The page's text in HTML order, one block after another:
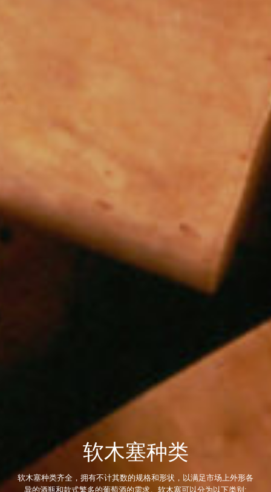
软木塞种类
软木塞种类齐全，拥有不计其数的规格和形状，以满足市场上外形各
异的酒瓶和款式繁多的葡萄酒的需求。软木塞可以分为以下类别: